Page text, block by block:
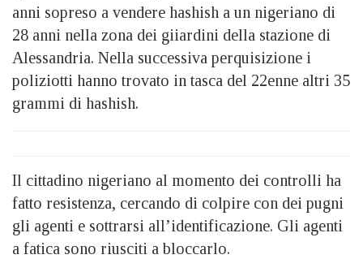
anni sopreso a vendere hashish a un nigeriano di
28 anni nella zona dei giiardini della stazione di
Alessandria. Nella successiva perquisizione i
poliziotti hanno trovato in tasca del 22enne altri 35
grammi di hashish.
Il cittadino nigeriano al momento dei controlli ha
fatto resistenza, cercando di colpire con dei pugni
gli agenti e sottrarsi all’identificazione. Gli agenti
a fatica sono riusciti a bloccarlo.